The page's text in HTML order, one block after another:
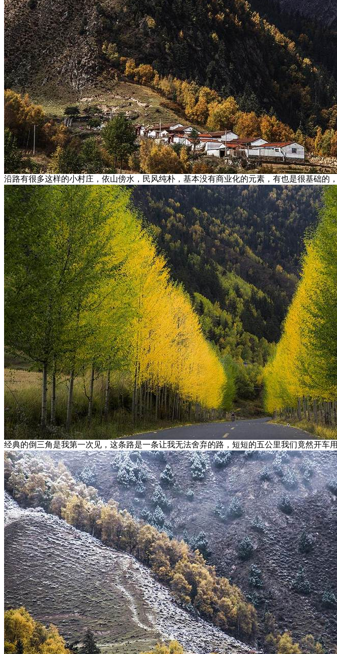
沿路有很多这样的小村庄，依山傍水，民风纯朴，基本没有商业化的元素，有也是很基础的，
经典的倒三角是我第一次见，这条路是一条让我无法舍弃的路，短短的五公里我们竟然开车